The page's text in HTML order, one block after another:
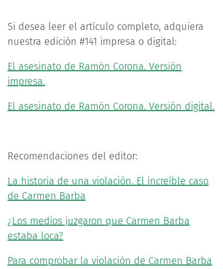
Si desea leer el artículo completo, adquiera
nuestra edición #141 impresa o digital:
El asesinato de Ramón Corona. Versión
impresa.
El asesinato de Ramón Corona. Versión digital.
Recomendaciones del editor:
La historia de una violación. El increíble caso
de Carmen Barba
¿Los medios juzgaron que Carmen Barba
estaba loca?
Para comprobar la violación de Carmen Barba